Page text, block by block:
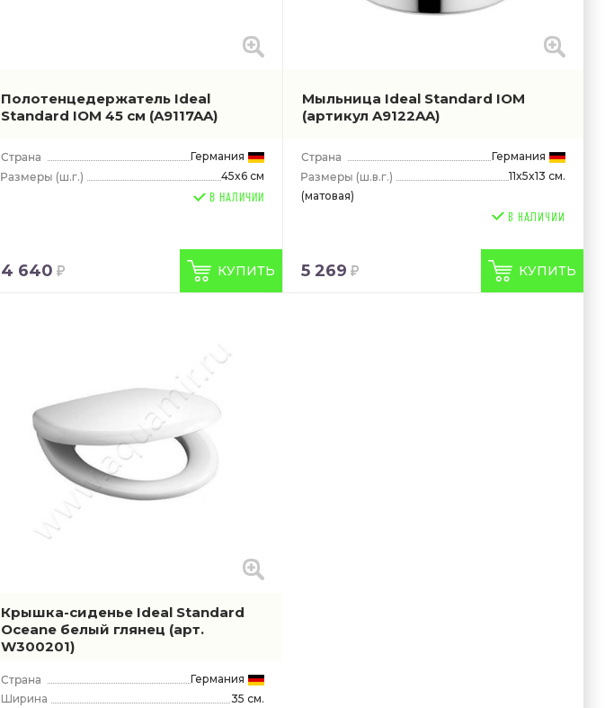
Полотенцедержатель Ideal
Standard IOM 45 см (A9117AA)
Германия
(ш.г.)
45x6 см
В НАЛИЧИИ
4 640 КУПИТЬ
Мыльница Ideal Standard IOM
(артикул A9122AA)
Германия
(ш.в.г.)
11x5x13 см.
(матовая)
5 269 КУПИТЬ
Крышка-сиденье Ideal Standard
Oceane белый глянец (арт.
W300201)
Германия
Ширина
35 см.